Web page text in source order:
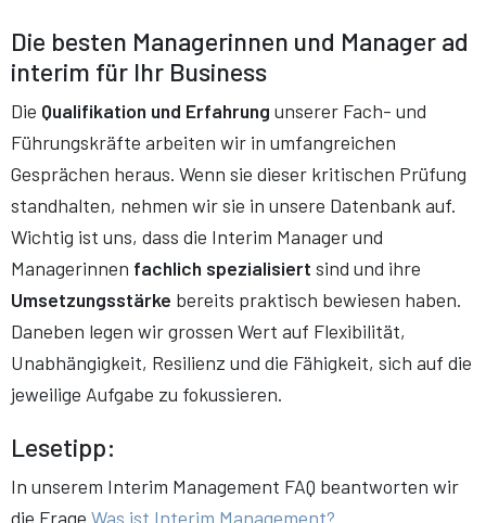
Die besten Managerinnen und Manager ad
interim für Ihr Business
Die Qualifikation und Erfahrung unserer Fach- und
Führungskräfte arbeiten wir in umfangreichen
Gesprächen heraus. Wenn sie dieser kritischen Prüfung
standhalten, nehmen wir sie in unsere Datenbank auf.
Wichtig ist uns, dass die Interim Manager und
Managerinnen fachlich spezialisiert sind und ihre
Umsetzungsstärke bereits praktisch bewiesen haben.
Daneben legen wir grossen Wert auf Flexibilität,
Unabhängigkeit, Resilienz und die Fähigkeit, sich auf die
jeweilige Aufgabe zu fokussieren.
Lesetipp:
In unserem Interim Management FAQ beantworten wir
die Frage Was ist Interim Management?